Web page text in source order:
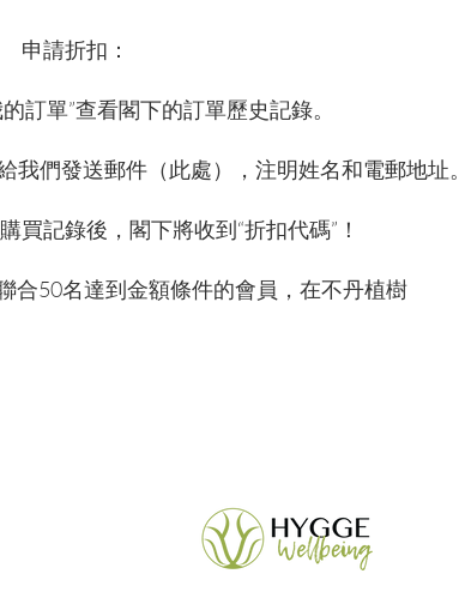
申請折扣：
訂單”查看閣下的訂單歷史記錄。
我們發送郵件（此處），注明姓名和電郵地址。
買記錄後，閣下將收到“折扣代碼”！
合50名達到金額條件的會員，在不丹植樹